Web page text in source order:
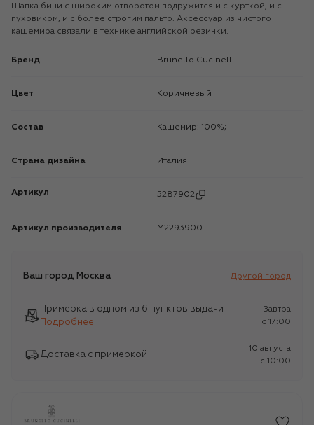
Шапка бини с широким отворотом подружится и с курткой, и с
пуховиком, и с более строгим пальто. Аксессуар из чистого
кашемира связали в технике английской резинки.
Бренд Brunello Cucinelli
Цвет Коричневый
Состав Кашемир: 100%;
Страна дизайна Италия
Артикул 5287902
Артикул производителя M2293900
Ваш город Москва Другой город
Примерка в одном из 6 пунктов выдачи
Подробнее
Завтра
c 17:00
Доставка с примеркой
10 августа
c 10:00